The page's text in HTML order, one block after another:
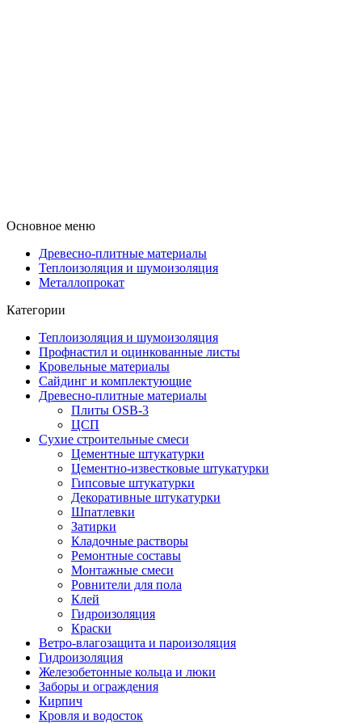
Основное меню
Древесно-плитные материалы
Теплоизоляция и шумоизоляция
Металлопрокат
Категории
Теплоизоляция и шумоизоляция
Профнастил и оцинкованные листы
Кровельные материалы
Сайдинг и комплектующие
Древесно-плитные материалы
Плиты OSB-3
ЦСП
Сухие строительные смеси
Цементные штукатурки
Цементно-известковые штукатурки
Гипсовые штукатурки
Декоративные штукатурки
Шпатлевки
Затирки
Кладочные растворы
Ремонтные составы
Монтажные смеси
Ровнители для пола
Клей
Гидроизоляция
Краски
Ветро-влагозащита и пароизоляция
Гидроизоляция
Железобетонные кольца и люки
Заборы и ограждения
Кирпич
Кровля и водосток